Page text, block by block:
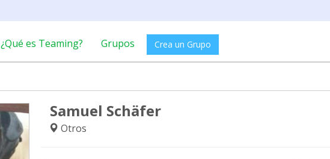
¿Qué es Teaming? Grupos Crea un Grupo
Samuel Schäfer
Otros